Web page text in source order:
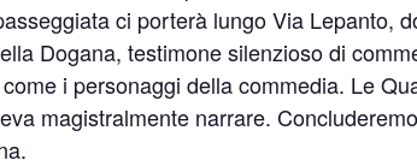
ci porterà lungo Via Lepanto,
Dogana, testimone silenzioso di
i personaggi della commedia. Le
magistralmente narrare.